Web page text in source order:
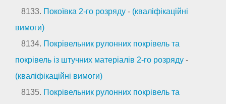
8133. Покоївка 2-го розряду - (кваліфікаційні
вимоги)
8134. Покрівельник рулонних покрівель та
покрівель із штучних матеріалів 2-го розряду -
(кваліфікаційні вимоги)
8135. Покрівельник рулонних покрівель та